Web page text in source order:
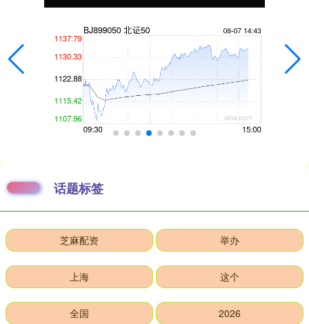
话题标签
芝麻配资 举办
上海 这个
全国 2026